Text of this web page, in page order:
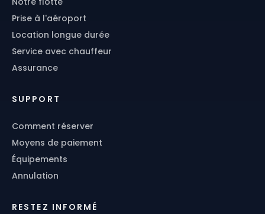
Prise à l'aéroport
Location longue durée
Service avec chauffeur
Assurance
SUPPORT
Comment réserver
Moyens de paiement
Équipements
Annulation
RESTEZ INFORMÉ